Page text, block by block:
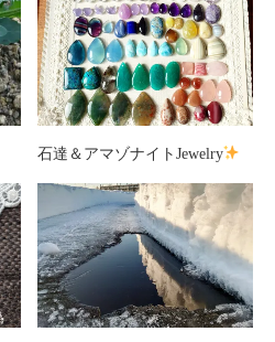
石達＆アマゾナイトJewelry